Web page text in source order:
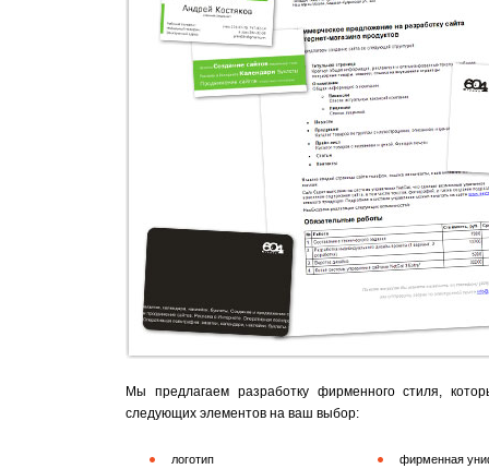
Мы предлагаем разработку фирменного стиля,
следующих элементов на ваш выбор:
логотип фирменная